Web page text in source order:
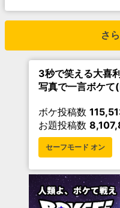
さ
3秒で笑える大喜
写真で一言ボケ
ボケ投稿数
お題投稿数
セーフモード オン